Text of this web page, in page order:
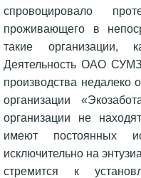
спровоцировало
проживающего в
такие организации,
Деятельность ОАО СУМЗ
производства недалеко
организации
организации не
имеют постоянных
исключительно на
стремится к